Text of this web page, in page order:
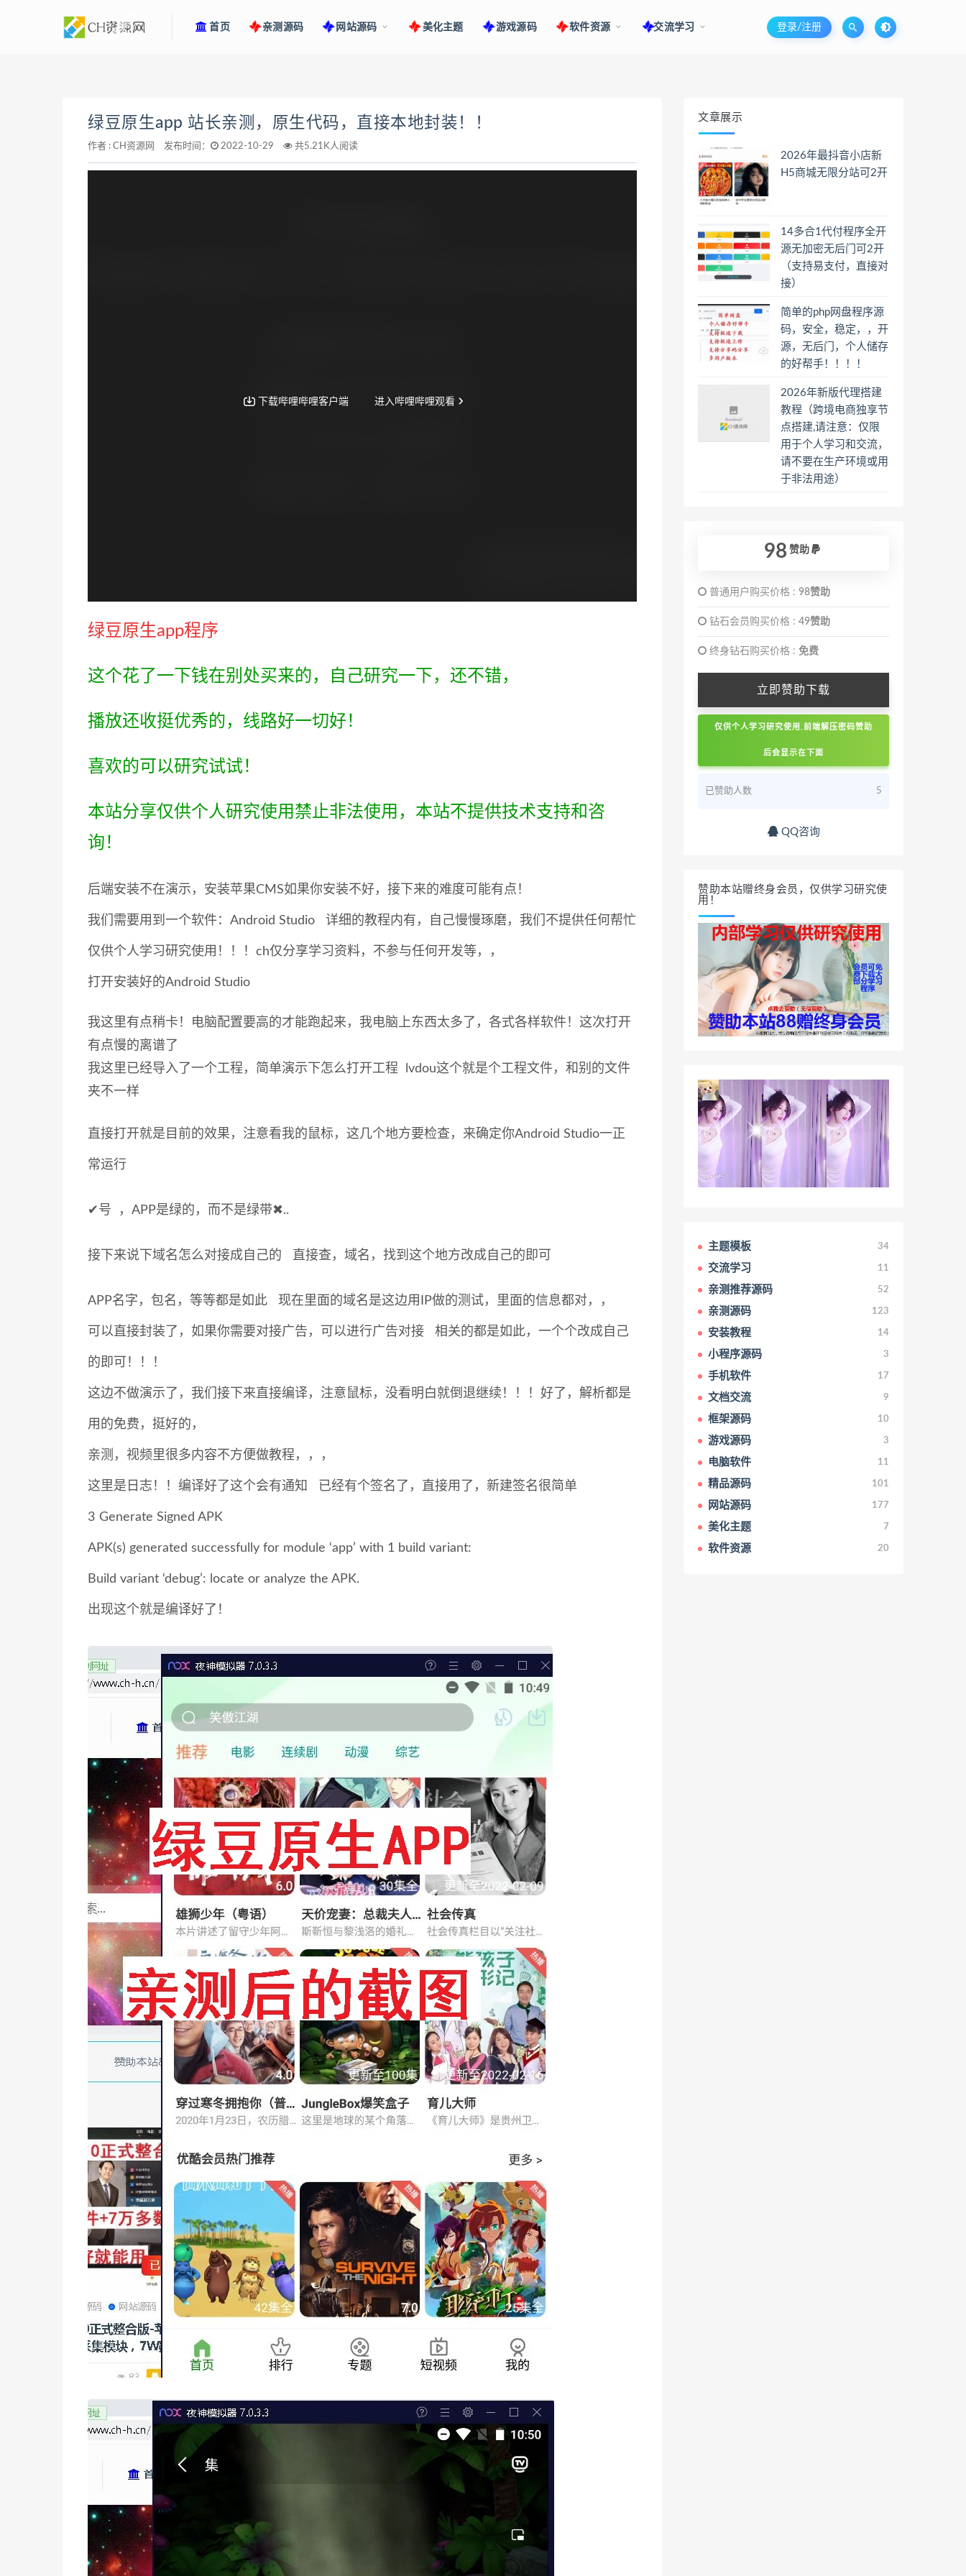
首页 亲测源码 网站源码 美化主题 游戏源码 软件资源 交流学习 登录/注册
绿豆原生app 站长亲测，原生代码，直接本地封装！！
作者 : CH资源网 发布时间： 2022-10-29 共5.21K人阅读
绿豆原生app程序
这个花了一下钱在别处买来的，自己研究一下，还不错，
播放还收挺优秀的，线路好一切好！
喜欢的可以研究试试！
本站分享仅供个人研究使用禁止非法使用，本站不提供技术支持和咨
询！
后端安装不在演示，安装苹果CMS如果你安装不好，接下来的难度可能有点！
我们需要用到一个软件：Android Studio 详细的教程内有，自己慢慢琢磨，我们不提供任何帮忙
仅供个人学习研究使用！！！ch仅分享学习资料，不参与任何开发等，，
打开安装好的Android Studio
我这里有点稍卡！电脑配置要高的才能跑起来，我电脑上东西太多了，各式各样软件！这次打开
有点慢的离谱了
我这里已经导入了一个工程，简单演示下怎么打开工程 lvdou这个就是个工程文件，和别的文件
夹不一样
直接打开就是目前的效果，注意看我的鼠标，这几个地方要检查，来确定你Android Studio一正
常运行
✔号 ，APP是绿的，而不是绿带✖..
接下来说下域名怎么对接成自己的 直接查，域名，找到这个地方改成自己的即可
APP名字，包名，等等都是如此 现在里面的域名是这边用IP做的测试，里面的信息都对，，
可以直接封装了，如果你需要对接广告，可以进行广告对接 相关的都是如此，一个个改成自己
的即可！！！
这边不做演示了，我们接下来直接编译，注意鼠标，没看明白就倒退继续！！！好了，解析都是
用的免费，挺好的，
亲测，视频里很多内容不方便做教程，，，
这里是日志！！编译好了这个会有通知 已经有个签名了，直接用了，新建签名很简单
3 Generate Signed APK
APK(s) generated successfully for module ‘app’ with 1 build variant:
Build variant ‘debug’: locate or analyze the APK.
出现这个就是编译好了！
文章展示
2026年最抖音小店新
H5商城无限分站可2开
14多合1代付程序全开
源无加密无后门可2开
（支持易支付，直接对
接）
简单的php网盘程序源
码，安全，稳定，，开
源，无后门，个人储存
的好帮手！！！！
2026年新版代理搭建
教程（跨境电商独享节
点搭建,请注意：仅限
用于个人学习和交流，
请不要在生产环境或用
于非法用途）
98 赞助
普通用户购买价格 : 98赞助
钻石会员购买价格 : 49赞助
终身钻石购买价格 : 免费
立即赞助下载
仅供个人学习研究使用,前端解压密码赞助
后会显示在下面
已赞助人数 5
QQ咨询
赞助本站赠终身会员，仅供学习研究使
用！
主题模板 34
交流学习 11
亲测推荐源码 52
亲测源码 123
安装教程 14
小程序源码 3
手机软件 17
文档交流 9
框架源码 10
游戏源码 3
电脑软件 11
精品源码 101
网站源码 177
美化主题 7
软件资源 20